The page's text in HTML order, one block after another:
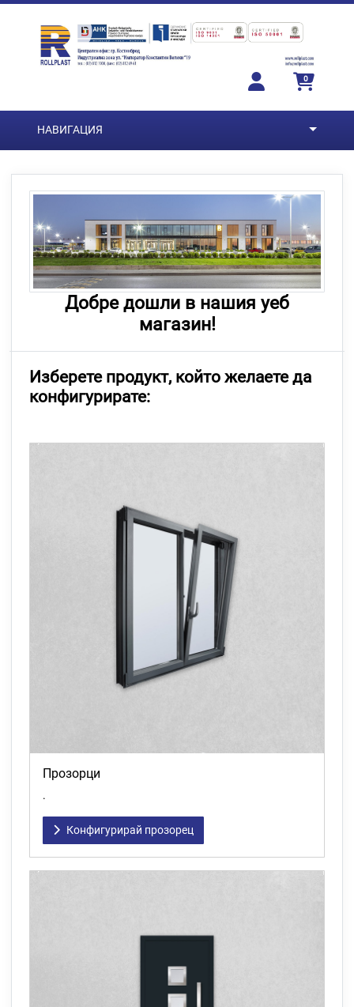
Преминете към основното съдържание
0
НАВИГАЦИЯ
Добре дошли в нашия уеб
магазин!
Изберете продукт, който желаете да
конфигурирате:
Прозорци
.
Конфигурирай прозорец